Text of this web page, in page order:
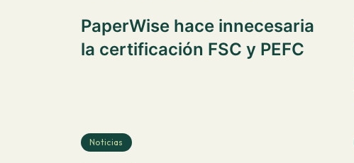
PaperWise hace innecesaria
la certificación FSC y PEFC
Noticias